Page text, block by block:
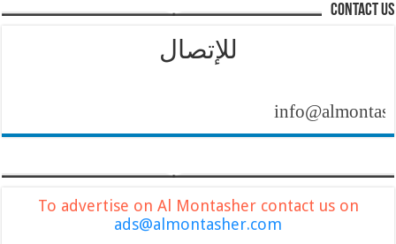
contact us
للإتصال
To advertise on Al Montasher contact us on
ads@almontasher.com